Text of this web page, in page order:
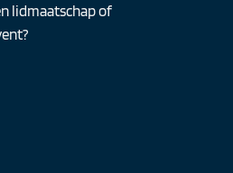
lidmaatschap of